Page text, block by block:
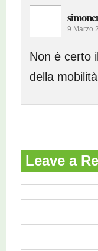
9 Marzo
Non è certo
della
Leave a